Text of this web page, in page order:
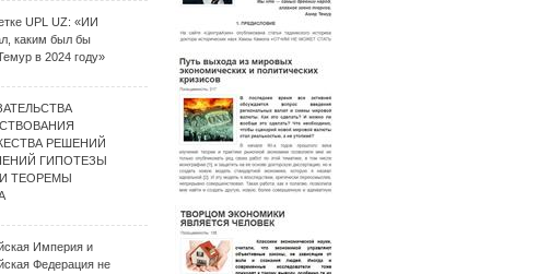
UPL UZ: «ИИ
каким был бы
в 2024 году»
РЕШЕНИЙ
ГИПОТЕЗЫ
ТЕОРЕМЫ
Империя и
Федерация не